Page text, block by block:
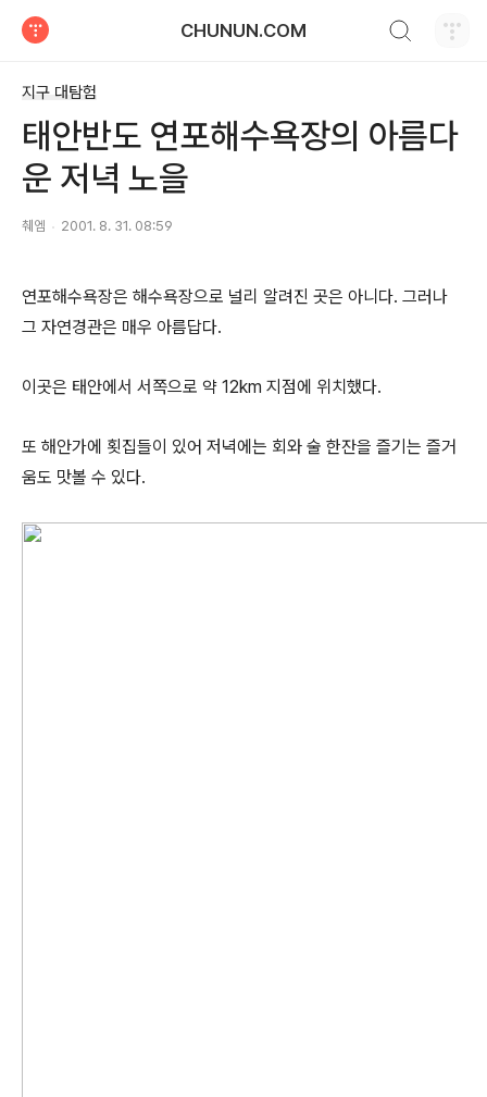
CHUNUN.COM
지구 대탐험
태안반도 연포해수욕장의 아름다
운 저녁 노을
췌엠 2001. 8. 31. 08:59
연포해수욕장은 해수욕장으로 널리 알려진 곳은 아니다. 그러나
그 자연경관은 매우 아름답다.
이곳은 태안에서 서쪽으로 약 12km 지점에 위치했다.
또 해안가에 횟집들이 있어 저녁에는 회와 술 한잔을 즐기는 즐거
움도 맛볼 수 있다.